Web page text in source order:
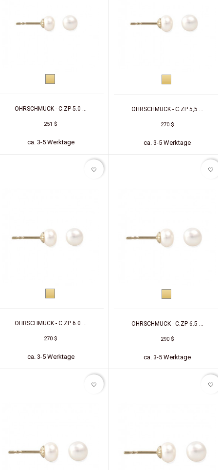
OHRSCHMUCK - C.ZP 5.0 ...
251 $
ca. 3-5 Werktage
OHRSCHMUCK - C.ZP 5,5 ...
270 $
ca. 3-5 Werktage
OHRSCHMUCK - C.ZP 6.0 ...
270 $
ca. 3-5 Werktage
favorite_border
Gelbgold
OHRSCHMUCK - C.ZP 6.5 ...
290 $
ca. 3-5 Werktage
favorite_border
favorite_border favorite_border